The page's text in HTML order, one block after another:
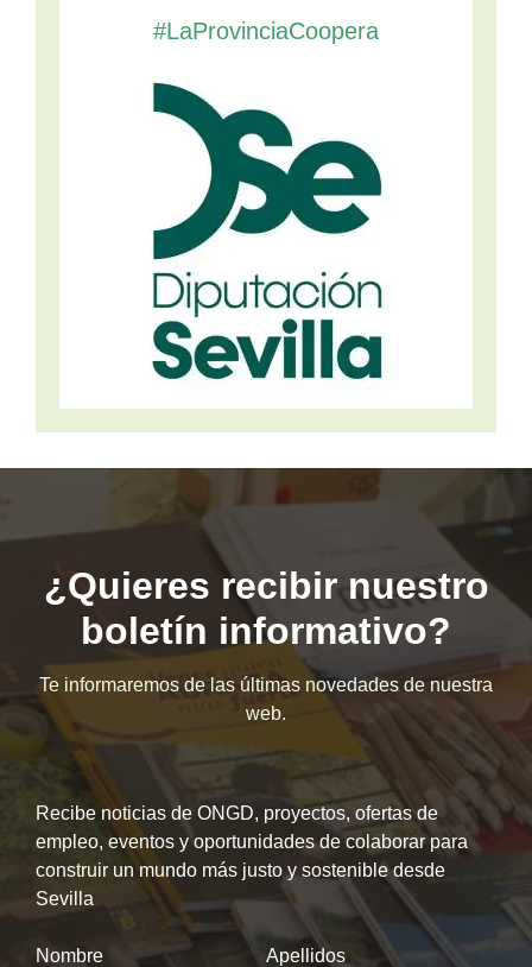
#LaProvinciaCoopera
¿Quieres recibir nuestro
boletín informativo?
Te informaremos de las últimas novedades de nuestra
web.
Recibe noticias de ONGD, proyectos, ofertas de
empleo, eventos y oportunidades de colaborar para
construir un mundo más justo y sostenible desde
Sevilla
Nombre Apellidos